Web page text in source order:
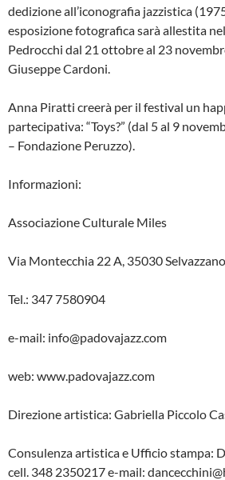
dedizione all’iconografia jazzistica
esposizione fotografica sarà allestita
Pedrocchi dal 21 ottobre al 23
Giuseppe Cardoni.
Anna Piratti creerà per il festival un
partecipativa: “Toys?” (dal 5 al 9
– Fondazione Peruzzo).
Informazioni:
Associazione Culturale Miles
Via Montecchia 22 A, 35030
Tel.: 347 7580904
e-mail: info@padovajazz.com
web: www.padovajazz.com
Direzione artistica: Gabriella Piccolo
Consulenza artistica e Ufficio stampa:
cell. 348 2350217 e-mail: